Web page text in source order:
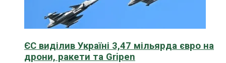
ЄС виділив Україні 3,47 мільярда євро на
дрони, ракети та Gripen